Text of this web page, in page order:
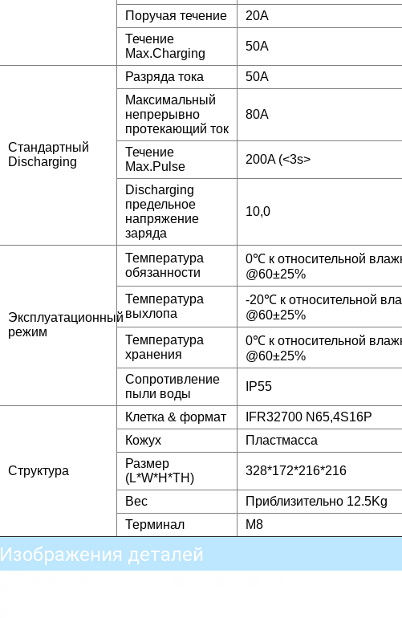
Поручая течение
20A
Течение
Max.Charging
50A
Стандартный
Discharging
Разряда тока
50A
Максимальный
непрерывно
протекающий ток
80A
Течение
Max.Pulse
200A (<3s>
Discharging
предельное
напряжение
заряда
10,0
Эксплуатационный
режим
Температура
обязанности
0℃ к относительной
@60±25%
Температура
выхлопа
-20℃ к относительной
@60±25%
Температура
хранения
0℃ к относительной
@60±25%
Сопротивление
пыли воды
IP55
Структура
Клетка & формат
IFR32700 N65,4S16P
Кожух
Пластмасса
Размер
(L*W*H*TH)
328*172*216*216
Вес
Приблизительно 12.5Kg
Терминал
M8
Изображения деталей